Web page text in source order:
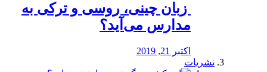
️ زبان چینی، روسی و ترکی به
مدارس می‌آید؟
اکتبر 21, 2019
نشریات